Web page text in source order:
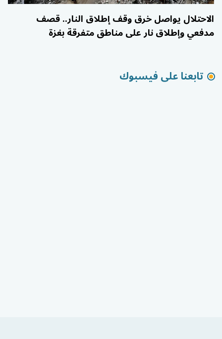
الاحتلال يواصل خرق وقف إطلاق النار.. قصف
مدفعي وإطلاق نار على مناطق متفرقة بغزة
تابعنا على فيسبوك